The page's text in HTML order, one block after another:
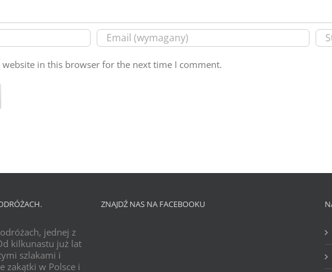
website in this browser for the next time I comment.
jednej z
kilkunastu już lat
szlakami i
zakątki w Polsce i
ZNAJDŹ NAS NA FACEBOOKU